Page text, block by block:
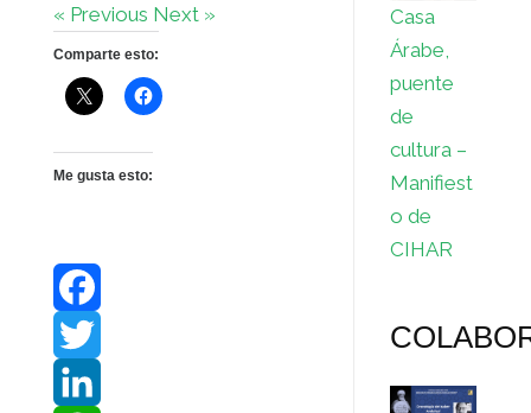
« Previous Next »
Comparte esto:
Me gusta esto:
F
aT
Casa
Árabe,
puente
de
cultura –
Manifiest
o de
CIHAR